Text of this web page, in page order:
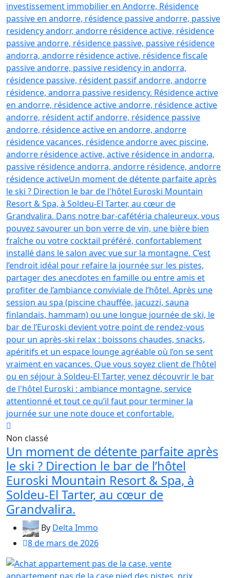
Non classé
Un moment de détente parfaite après
le ski ? Direction le bar de l’hôtel
Euroski Mountain Resort & Spa, à
Soldeu-El Tarter, au cœur de
Grandvalira.
By Delta Immo
8 de mars de 2026